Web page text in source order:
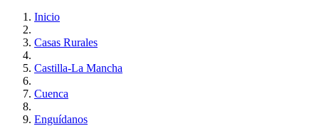
Inicio
Casas Rurales
Castilla-La Mancha
Cuenca
Enguídanos